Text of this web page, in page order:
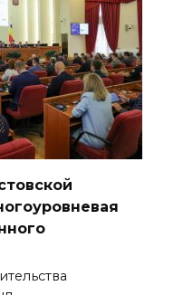
здании
к
атаке